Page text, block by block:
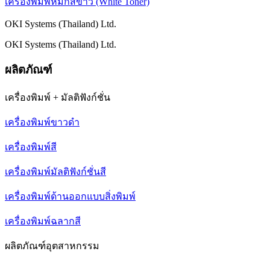
OKI Systems (Thailand) Ltd.
OKI Systems (Thailand) Ltd.
ผลิตภัณฑ์
เครื่องพิมพ์ + มัลติฟังก์ชั่น
เครื่องพิมพ์ขาวดำ
เครื่องพิมพ์สี
เครื่องพิมพ์มัลติฟังก์ชั่นสี
เครื่องพิมพ์ด้านออกแบบสิ่งพิมพ์
เครื่องพิมพ์ฉลากสี
ผลิตภัณฑ์อุตสาหกรรม